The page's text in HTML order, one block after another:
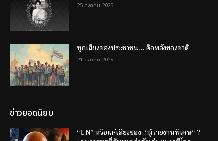
25 ตุลาคม 2025
ทุกเสียงของประชาชน… คือพลังของชาติ
21 ตุลาคม 2025
ข่าวยอดนิยม
“UN” หรือแค่เสียงของ “ผู้รายงานพิเศษ“ ?